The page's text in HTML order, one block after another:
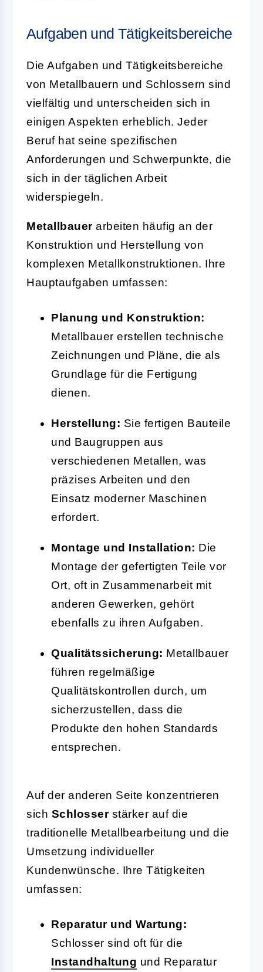
Aufgaben und Tätigkeitsbereiche
Die Aufgaben und Tätigkeitsbereiche
von Metallbauern und Schlossern sind
vielfältig und unterscheiden sich in
einigen Aspekten erheblich. Jeder
Beruf hat seine spezifischen
Anforderungen und Schwerpunkte, die
sich in der täglichen Arbeit
widerspiegeln.
Metallbauerarbeiten häufig an der
Konstruktion und Herstellung von
komplexen Metallkonstruktionen. Ihre
Hauptaufgaben umfassen:
Planung und Konstruktion:
Metallbauer erstellen technische
Zeichnungen und Pläne, die als
Grundlage für die Fertigung
dienen.
Herstellung: Sie fertigen Bauteile
und Baugruppen aus
verschiedenen Metallen, was
präzises Arbeiten und den
Einsatz moderner Maschinen
erfordert.
Montage und Installation: Die
Montage der gefertigten Teile vor
Ort, oft in Zusammenarbeit mit
anderen Gewerken, gehört
ebenfalls zu ihren Aufgaben.
Qualitätssicherung: Metallbauer
führen regelmäßige
Qualitätskontrollen durch, um
sicherzustellen, dass die
Produkte den hohen Standards
entsprechen.
Auf der anderen Seite konzentrieren
sich Schlosserstärker auf die
traditionelle Metallbearbeitung und die
Umsetzung individueller
Kundenwünsche. Ihre Tätigkeiten
umfassen:
Reparatur und Wartung:
Schlosser sind oft für die
Instandhaltung und Reparatur